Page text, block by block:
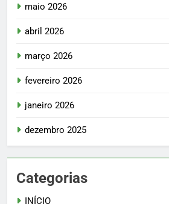
maio 2026
abril 2026
março 2026
fevereiro 2026
janeiro 2026
dezembro 2025
Categorias
INÍCIO